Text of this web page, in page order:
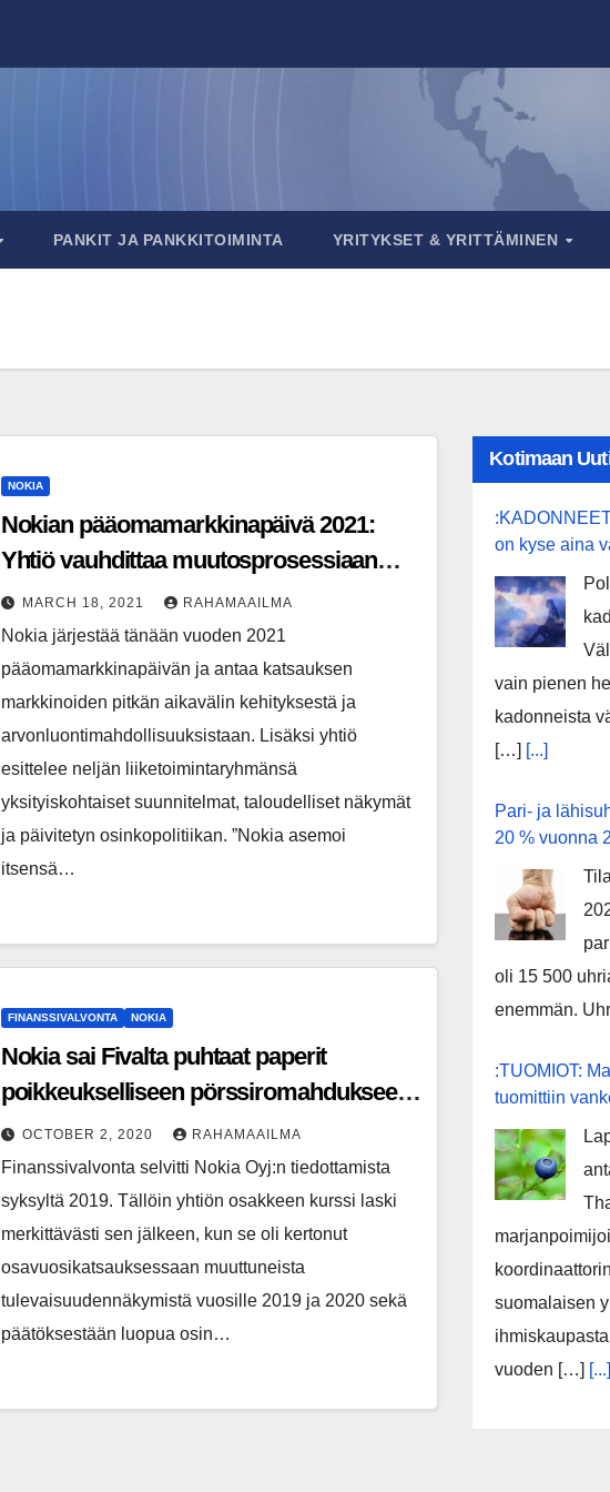
PANKIT JA PANKKITOIMINTA YRITYKSET & YRITTÄMINEN
NOKIA
Nokian pääomamarkkinapäivä 2021:
Yhtiö vauhdittaa muutosprosessiaan
kannattavuutensa parantamiseksi
MARCH 18, 2021 RAHAMAAILMA
Nokia järjestää tänään vuoden 2021
pääomamarkkinapäivän ja antaa katsauksen
markkinoiden pitkän aikavälin kehityksestä ja
arvonluontimahdollisuuksistaan. Lisäksi yhtiö
esittelee neljän liiketoimintaryhmänsä
yksityiskohtaiset suunnitelmat, taloudelliset näkymät
ja päivitetyn osinkopolitiikan. ”Nokia asemoi
itsensä…
FINANSSIVALVONTA NOKIA
Nokia sai Fivalta puhtaat paperit
poikkeukselliseen pörssiromahdukseen
liittyvästä tiedottamisesta
OCTOBER 2, 2020 RAHAMAAILMA
Finanssivalvonta selvitti Nokia Oyj:n tiedottamista
syksyltä 2019. Tällöin yhtiön osakkeen kurssi laski
merkittävästi sen jälkeen, kun se oli kertonut
osavuosikatsauksessaan muuttuneista
tulevaisuudennäkymistä vuosille 2019 ja 2020 sekä
päätöksestään luopua osin…
Kotimaan
on kyse aina
vain pienen
kadonneista
[…] [...]
Pari- ja
20 % vuonna
oli 15 500
enemmän.
:TUOMIOT:
tuomittiin
suomalaisen
vuoden […] [...]